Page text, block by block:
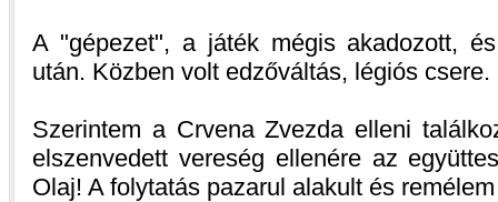
A "gépezet", a játék mégis akadozott,
után. Közben volt edzőváltás, légiós csere.
Szerintem a Crvena Zvezda elleni
elszenvedett vereség ellenére az
Olaj! A folytatás pazarul alakult és